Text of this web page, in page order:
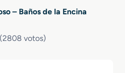
– Baños de la Encina
(2808 votos)